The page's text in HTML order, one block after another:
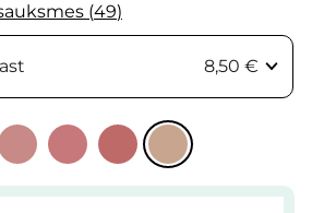
49
8,50 €